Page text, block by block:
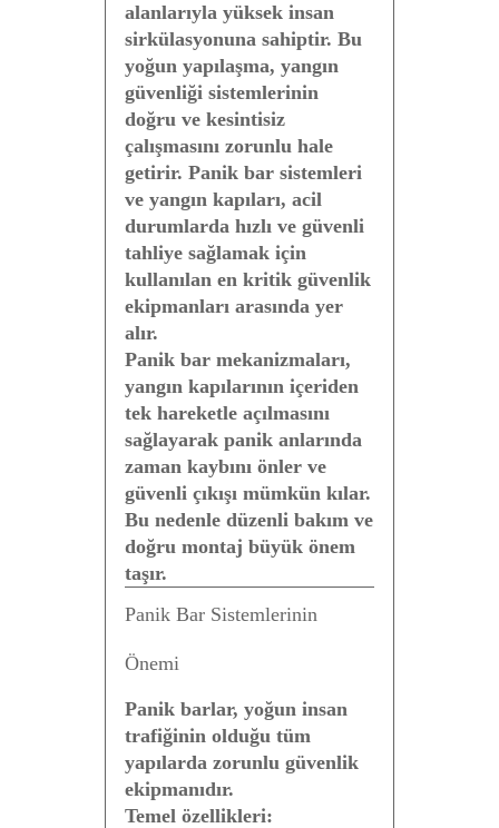
alanlarıyla yüksek insan
sirkülasyonuna sahiptir. Bu
yoğun yapılaşma, yangın
güvenliği sistemlerinin
doğru ve kesintisiz
çalışmasını zorunlu hale
getirir. Panik bar sistemleri
ve yangın kapıları, acil
durumlarda hızlı ve güvenli
tahliye sağlamak için
kullanılan en kritik güvenlik
ekipmanları arasında yer
alır.
Panik bar mekanizmaları,
yangın kapılarının içeriden
tek hareketle açılmasını
sağlayarak panik anlarında
zaman kaybını önler ve
güvenli çıkışı mümkün kılar.
Bu nedenle düzenli bakım ve
doğru montaj büyük önem
taşır.
Panik Bar Sistemlerinin
Önemi
Panik barlar, yoğun insan
trafiğinin olduğu tüm
yapılarda zorunlu güvenlik
ekipmanıdır.
Temel özellikleri: